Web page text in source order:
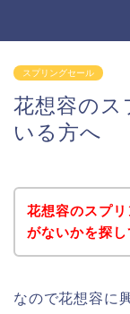
スプリングセール
花想容のス
いる方へ
花想容のスプ
がないかを探
なので花想容に